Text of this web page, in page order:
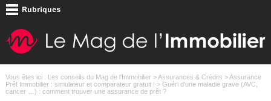
Vous êtes ici : Les conseils du Mag de l'Immobilier>Assurances & Crédits >Assurance
Prêt Immobilier : simulateur et comparateur gratuit ! > Guéri d'une maladie grave (AVC,
cancer …) : comment trouver une assurance de prêt ?